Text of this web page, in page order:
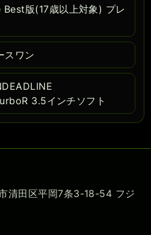
版(17歳以上対象) プレ
スワン
3.5インチソフト
清田区平岡7条3-18-54 フジ